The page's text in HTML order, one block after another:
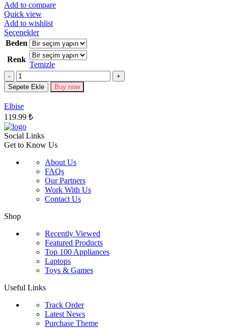
Add to compare
Quick view
Add to wishlist
SeçeneklerBu
ürünün
birden
fazla
varyasyonu
Seçenekler
Beden
Renk
Temizle
Miktar
Sepete Ekle Buy now
Elbise
119.99 ₺
Social Links
Get to Know Us
About Us
FAQs
Our Partners
Work With Us
Contact Us
Shop
Recently Viewed
Featured Products
Top 100 Appliances
Laptops
Toys & Games
Useful Links
Track Order
Latest News
Purchase Theme